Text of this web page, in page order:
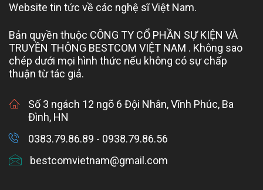
Website tin tức về các nghệ sĩ Việt Nam.
Bản quyền thuộc CÔNG TY CỔ PHẦN SỰ KIỆN VÀ
TRUYỀN THÔNG BESTCOM VIỆT NAM . Không sao
chép dưới mọi hình thức nếu không có sự chấp
thuận từ tác giả.
Số 3 ngách 12 ngõ 6 Đội Nhân, Vĩnh Phúc, Ba
Đình, HN
0383.79.86.89 - 0938.79.86.56
bestcomvietnam@gmail.com